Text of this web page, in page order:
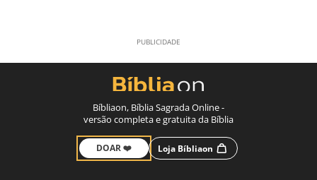
Bíbliaon, Bíblia Sagrada Online -
versão completa e gratuita da Bíblia
DOAR ❤️ Loja Bíbliaon